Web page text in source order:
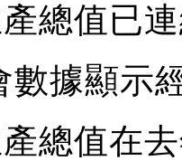
總值已
數據顯示
總值在